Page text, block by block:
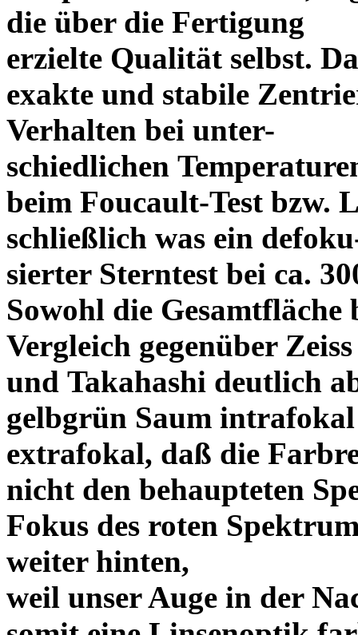
die über die Fertigung
erzielte Qualität selbst.
exakte und stabile
Verhalten bei unter-
schiedlichen
beim Foucault-Test bzw.
schließlich was ein
sierter Sterntest bei ca.
Sowohl die
Vergleich gegenüber Zeiss
und Takahashi deutlich
gelbgrün Saum
extrafokal, daß die
nicht den behaupteten
Fokus des roten
weiter hinten,
weil unser Auge in der